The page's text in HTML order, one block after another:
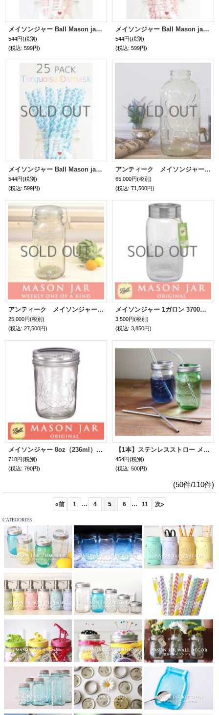
メイソンジャー Ball Mason jar タンブラー エコ 再生可能 紙ストロー25本入り サーキュラーエコノミー Pink Damask
544円(税別)
(税込: 599円)
メイソンジャー Ball Mason jar タンブラー エコ 再生可能 紙ストロー25本入り サーキュラーエコノミー Red Damask
544円(税別)
(税込: 599円)
メイソンジャー Ball Mason jar タンブラー エコ 再生可能 紙ストロー25本入り サーキュラーエコノミー Turquoise Damask
544円(税別)
(税込: 599円)
アンティーク メイソンジャー 限定１点のみ！超希少レア！Ball社特大メイソンジャー インテリア用
65,000円(税別)
(税込: 71,500円)
アンティーク メイソンジャー 希少レア！Ball社メイソンジャーウォーターサーバー
25,000円(税別)
(税込: 27,500円)
メイソンジャー 1ガロン 3700ml 1Gallon Ball Mason jar オリジナル クリエイティブ コンテナジャー
3,500円(税別)
(税込: 3,850円)
メイソンジャー 8oz（236ml）レギュラーマウス Ball Mason jar オリジナル クリア ハーフパイント
718円(税別)
(税込: 790円)
【1本】ステンレスストロー メイソンジャー Ball Mason jar タンブラー 繰り返し使える
454円(税別)
(税込: 500円)
(50件/110件)
«前 1 ... 4 5 6 ... 11 次»
CATEGORIES